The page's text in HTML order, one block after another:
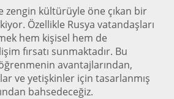
zengin kültürüyle öne çıkan bir
Özellikle Rusya vatandaşları
hem kişisel hem de
fırsatı sunmaktadır. Bu
avantajlarından,
ve yetişkinler için tasarlanmış
bahsedeceğiz.